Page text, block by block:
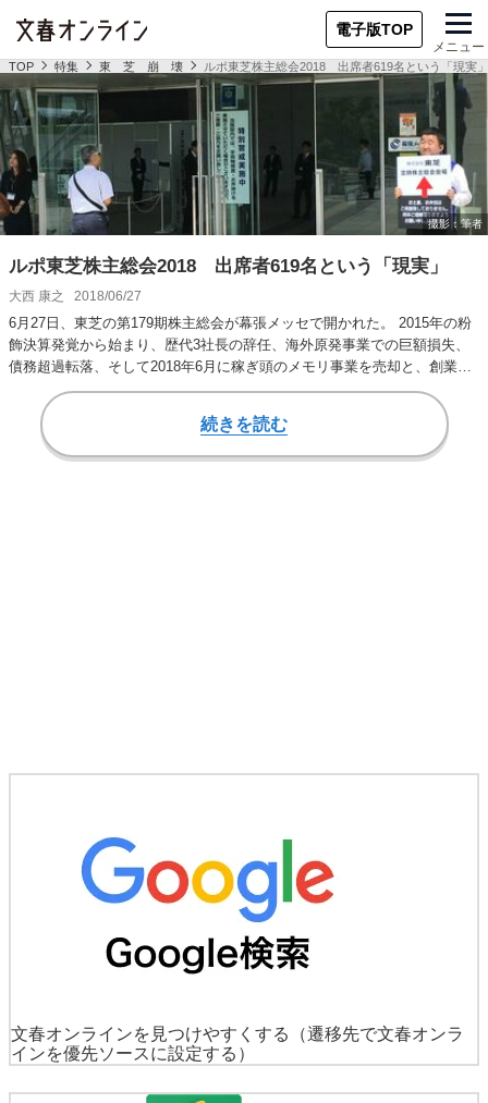
電子版TOP
メニュー
TOP 特集 東 芝 崩 壊 ルポ東芝株主総会2018 出席者619名という「現実」
ルポ東芝株主総会2018 出席者619名という「現実」
大西 康之 2018/06/27
6月27日、東芝の第179期株主総会が幕張メッセで開かれた。 2015年の粉
飾決算発覚から始まり、歴代3社長の辞任、海外原発事業での巨額損失、
債務超過転落、そして2018年6月に稼ぎ頭のメモリ事業を売却と、創業以
続きを読む
文春オンラインを見つけやすくする
（遷移先で文春オンラ
インを優先ソースに設定する）